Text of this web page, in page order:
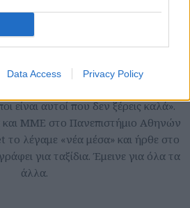
Data Access Privacy Policy
μεγάλωσε στην αθάνατη ελληνική
γάτες της και τα βιβλία του Χούλιο
είναι αυτοί που δεν ξέρεις καλά».
και ΜΜΕ στο Πανεπιστήμιο Αθηνών
λέγαμε «νέα μέσα» και ήρθε στο
για ταξίδια. Έμεινε για όλα τα
άλλα.